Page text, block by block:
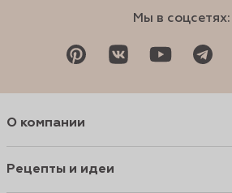
Мы в соцсетях:
О компании
Рецепты и идеи